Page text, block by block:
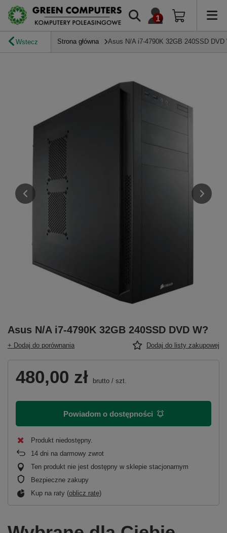
Wstecz Strona główna Asus N/A i7-4790K 32GB 240SSD DVD
Asus N/A i7-4790K 32GB 240SSD DVD W?
+ Dodaj do porównania Dodaj do listy zakupowej
480,00 zł brutto / szt.
Powiadom o dostępności
Produkt niedostępny
14 dni na darmowy zwrot
Ten produkt nie jest dostępny w sklepie stacjonarnym
Bezpieczne zakupy
Kup na raty (oblicz ratę)